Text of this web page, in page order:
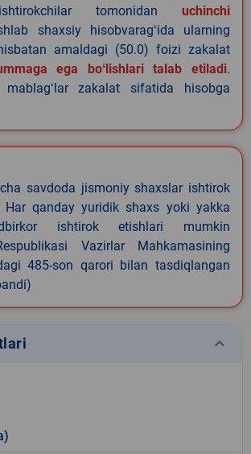
tomonidan uchinchi
shaxsiy hisobvaragʻida ularning
amaldagi (50.0) foizi zakalat
ega boʻlishlari talab etiladi.
mablagʻlar zakalat sifatida hisobga
savdoda jismoniy shaxslar ishtirok
Har qanday yuridik shaxs yoki yakka
ishtirok etishlari mumkin
Vazirlar Mahkamasining
485-son qarori bilan tasdiqlangan
keyboard_arrow_down